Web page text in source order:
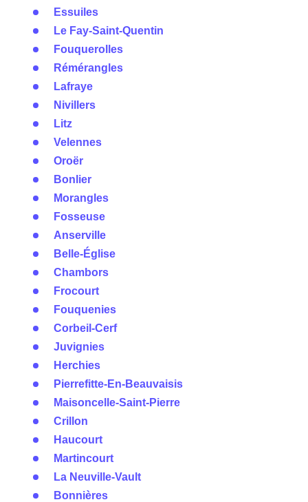
Essuiles
Le Fay-Saint-Quentin
Fouquerolles
Rémérangles
Lafraye
Nivillers
Litz
Velennes
Oroër
Bonlier
Morangles
Fosseuse
Anserville
Belle-Église
Chambors
Frocourt
Fouquenies
Corbeil-Cerf
Juvignies
Herchies
Pierrefitte-En-Beauvaisis
Maisoncelle-Saint-Pierre
Crillon
Haucourt
Martincourt
La Neuville-Vault
Bonnières